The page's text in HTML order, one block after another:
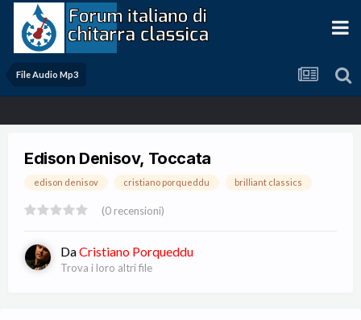
File Audio Mp3
Edison Denisov, Toccata
edison denisov cristiano porqueddu brilliant classics
(0 recensioni)
DaCristiano Porqueddu
Trova i loro altri file